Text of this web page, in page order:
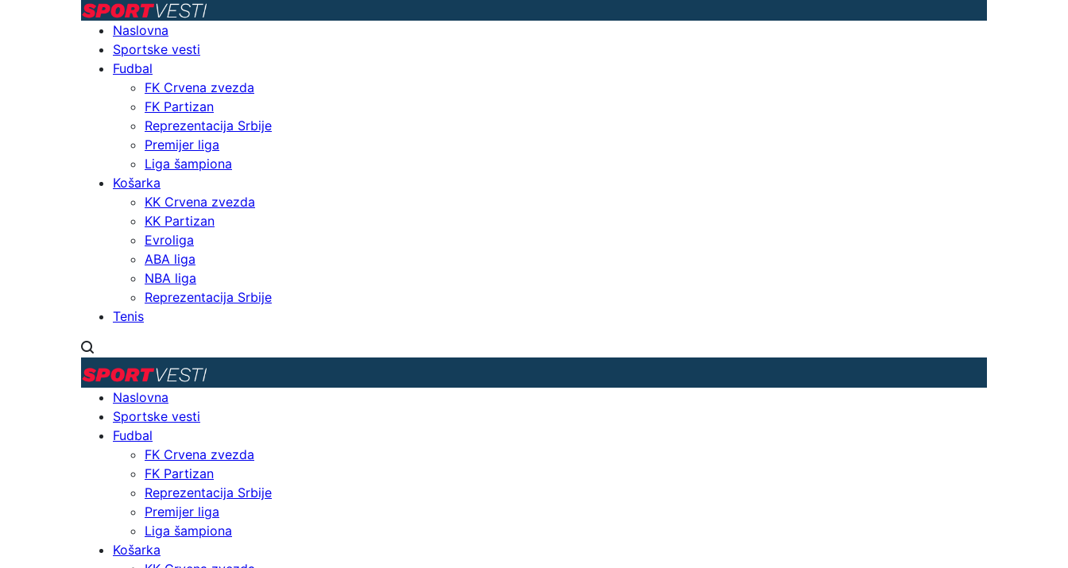
Naslovna
Sportske vesti
Fudbal
FK Crvena zvezda
FK Partizan
Reprezentacija Srbije
Premijer liga
Liga šampiona
Košarka
KK Crvena zvezda
KK Partizan
Evroliga
ABA liga
NBA liga
Reprezentacija Srbije
Tenis
Naslovna
Sportske vesti
Fudbal
FK Crvena zvezda
FK Partizan
Reprezentacija Srbije
Premijer liga
Liga šampiona
Košarka